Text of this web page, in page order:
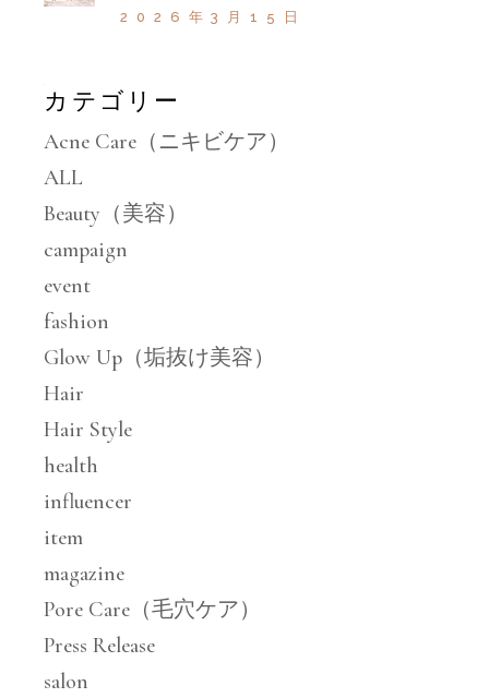
2026年3月15日
カテゴリー
Acne Care（ニキビケア）
ALL
Beauty（美容）
campaign
event
fashion
Glow Up（垢抜け美容）
Hair
Hair Style
health
influencer
item
magazine
Pore Care（毛穴ケア）
Press Release
salon